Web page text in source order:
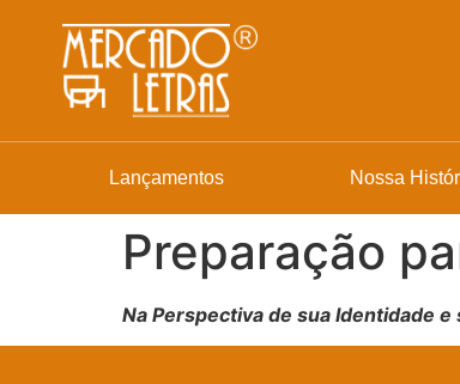
Lançamentos Nossa
Preparação
Na Perspectiva de sua Identidade